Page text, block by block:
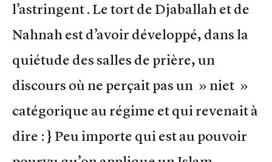
l’astringent . Le tort de Djaballah et de
Nahnah est d’avoir développé, dans la
quiétude des salles de prière, un
discours où ne perçait pas un » niet »
catégorique au régime et qui revenait à
dire : } Peu importe qui est au pouvoir